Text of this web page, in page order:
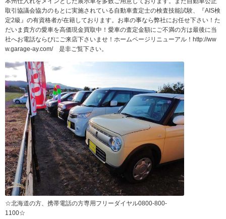
取引協議会協力のもとに実施されている自動車査定士の検査技能試験、『AIS検
定2級』の有資格者が在籍しております。お車の事なら弊社にお任せ下さい！た
だいま貴方の愛車を高価現金買取中！愛車の査定金額にご不満の方は最後に当
社へお電話ならびにご来店下さいませ！ホームページリニューアル！http://ww
w.garage-ay.com/ 是非ご覧下さい。
☆北海道の方、携帯電話の方専用フリーダイヤル0800-800-
1100☆